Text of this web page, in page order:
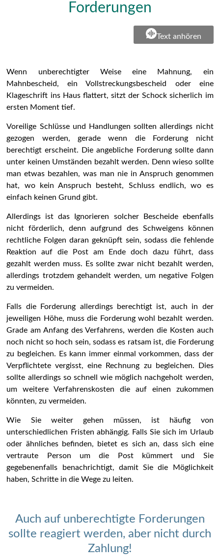
Forderungen
Text anhören
Wenn unberechtigter Weise eine Mahnung, ein
Mahnbescheid, ein Vollstreckungsbescheid oder eine
Klageschrift ins Haus flattert, sitzt der Schock sicherlich im
ersten Moment tief.
Voreilige Schlüsse und Handlungen sollten allerdings nicht
gezogen werden, gerade wenn die Forderung nicht
berechtigt erscheint. Die angebliche Forderung sollte dann
unter keinen Umständen bezahlt werden. Denn wieso sollte
man etwas bezahlen, was man nie in Anspruch genommen
hat, wo kein Anspruch besteht, Schluss endlich, wo es
einfach keinen Grund gibt.
Allerdings ist das Ignorieren solcher Bescheide ebenfalls
nicht förderlich, denn aufgrund des Schweigens können
rechtliche Folgen daran geknüpft sein, sodass die fehlende
Reaktion auf die Post am Ende doch dazu führt, dass
gezahlt werden muss. Es sollte zwar nicht bezahlt werden,
allerdings trotzdem gehandelt werden, um negative Folgen
zu vermeiden.
Falls die Forderung allerdings berechtigt ist, auch in der
jeweiligen Höhe, muss die Forderung wohl bezahlt werden.
Grade am Anfang des Verfahrens, werden die Kosten auch
noch nicht so hoch sein, sodass es ratsam ist, die Forderung
zu begleichen. Es kann immer einmal vorkommen, dass der
Verpflichtete vergisst, eine Rechnung zu begleichen. Dies
sollte allerdings so schnell wie möglich nachgeholt werden,
um weitere Verfahrenskosten die auf einen zukommen
könnten, zu vermeiden.
Wie Sie weiter gehen müssen, ist häufig von
unterschiedlichen Fristen abhängig. Falls Sie sich im Urlaub
oder ähnliches befinden, bietet es sich an, dass sich eine
vertraute Person um die Post kümmert und Sie
gegebenenfalls benachrichtigt, damit Sie die Möglichkeit
haben, Schritte in die Wege zu leiten.
Auch auf unberechtigte Forderungen
sollte reagiert werden, aber nicht durch
Zahlung!